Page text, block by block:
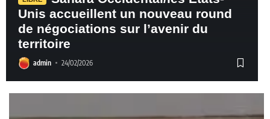
Unis accueillent un nouveau round
de négociations sur l’avenir du
territoire
admin 24/02/2026